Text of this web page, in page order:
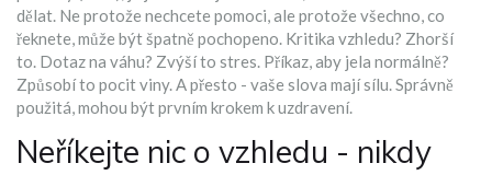
dělat. Ne protože nechcete pomoci, ale protože všechno, co
řeknete, může být špatně pochopeno. Kritika vzhledu? Zhorší
to. Dotaz na váhu? Zvýší to stres. Příkaz, aby jela normálně?
Způsobí to pocit viny. A přesto - vaše slova mají sílu. Správně
použitá, mohou být prvním krokem k uzdravení.
Neříkejte nic o vzhledu - nikdy